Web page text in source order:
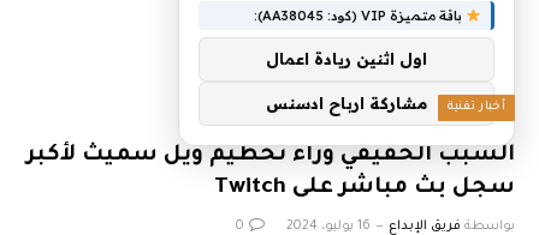
أخبار تقنية
السبب الحقيقي وراء تحطيم ويل سميث لأكبر
سجل بث مباشر على Twitch
بواسطة فريق الإبداع 16 يوليو، 2024 0
باقة متميزة VIP (كود: AA38045):
اول اثنين ريادة اعمال
مشاركة ارباح ادسنس